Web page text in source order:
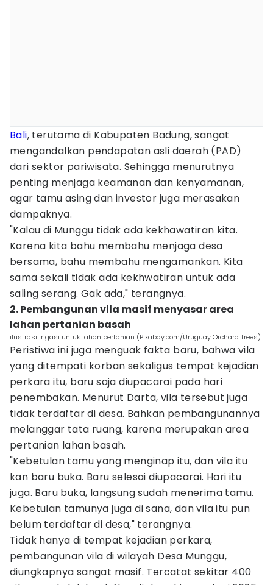
Bali, terutama di Kabupaten Badung, sangat
mengandalkan pendapatan asli daerah (PAD)
dari sektor pariwisata. Sehingga menurutnya
penting menjaga keamanan dan kenyamanan,
agar tamu asing dan investor juga merasakan
dampaknya.
"Kalau di Munggu tidak ada kekhawatiran kita.
Karena kita bahu membahu menjaga desa
bersama, bahu membahu mengamankan. Kita
sama sekali tidak ada kekhwatiran untuk ada
saling serang. Gak ada," terangnya.
2. Pembangunan vila masif menyasar area
lahan pertanian basah
ilustrasi irigasi untuk lahan pertanian (Pixabay.com/Uruguay Orchard Trees)
Peristiwa ini juga menguak fakta baru, bahwa vila
yang ditempati korban sekaligus tempat kejadian
perkara itu, baru saja diupacarai pada hari
penembakan. Menurut Darta, vila tersebut juga
tidak terdaftar di desa. Bahkan pembangunannya
melanggar tata ruang, karena merupakan area
pertanian lahan basah.
"Kebetulan tamu yang menginap itu, dan vila itu
kan baru buka. Baru selesai diupacarai. Hari itu
juga. Baru buka, langsung sudah menerima tamu.
Kebetulan tamunya juga di sana, dan vila itu pun
belum terdaftar di desa," terangnya.
Tidak hanya di tempat kejadian perkara,
pembangunan vila di wilayah Desa Munggu,
diungkapnya sangat masif. Tercatat sekitar 400